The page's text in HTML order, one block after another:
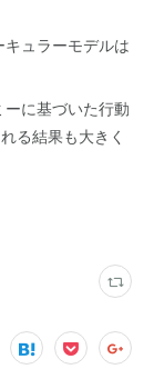
ュラーモデルは
に基づいた行動
る結果も大きく